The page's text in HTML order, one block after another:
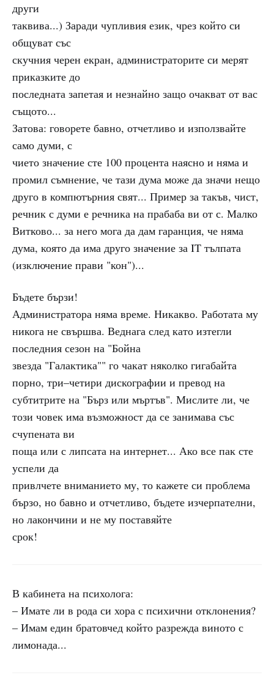
други
таквива...) Заради чупливия език, чрез който си
общуват със
скучния черен екран, администраторите си мерят
приказките до
последната запетая и незнайно защо очакват от вас
същото...
Затова: говорете бавно, отчетливо и използвайте
само думи, с
чието значение сте 100 процента наясно и няма и
промил съмнение, че тази дума може да значи нещо
друго в компютърния свят... Пример за такъв, чист,
речник с думи е речника на прабаба ви от с. Малко
Витково... за него мога да дам гаранция, че няма
дума, която да има друго значение за IT тълпата
(изключение прави "кон")...
Бъдете бързи!
Администратора няма време. Никакво. Работата му
никога не свършва. Веднага след като изтегли
последния сезон на "Бойна
звезда "Галактика"" го чакат няколко гигабайта
порно, три–четири дискографии и превод на
субтитрите на "Бърз или мъртъв". Мислите ли, че
този човек има възможност да се занимава със
счупената ви
поща или с липсата на интернет... Ако все пак сте
успели да
привлчете вниманието му, то кажете си проблема
бързо, но бавно и отчетливо, бъдете изчерпателни,
но лакончини и не му поставяйте
срок!
В кабинета на психолога:
– Имате ли в рода си хора с психични отклонения?
– Имам един братовчед който разрежда виното с
лимонада...